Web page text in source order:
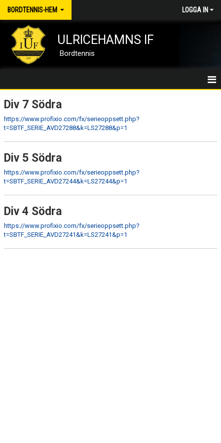
BORDTENNIS-HEM LOGGA IN
ULRICEHAMNS IF
Bordtennis
BORDTENNIS/HEM
NYHETER
MEDLEMSKAP
KALENDER
DOKUMENT
KONTAKT
SERIER
TÄVLINGAR
Div 7 Södra
https://www.profixio.com/fx/serieoppsett.php?
t=SBTF_SERIE_AVD27288&k=LS27288&p=1
Div 5 Södra
https://www.profixio.com/fx/serieoppsett.php?
t=SBTF_SERIE_AVD27244&k=LS27244&p=1
Div 4 Södra
https://www.profixio.com/fx/serieoppsett.php?
t=SBTF_SERIE_AVD27241&k=LS27241&p=1